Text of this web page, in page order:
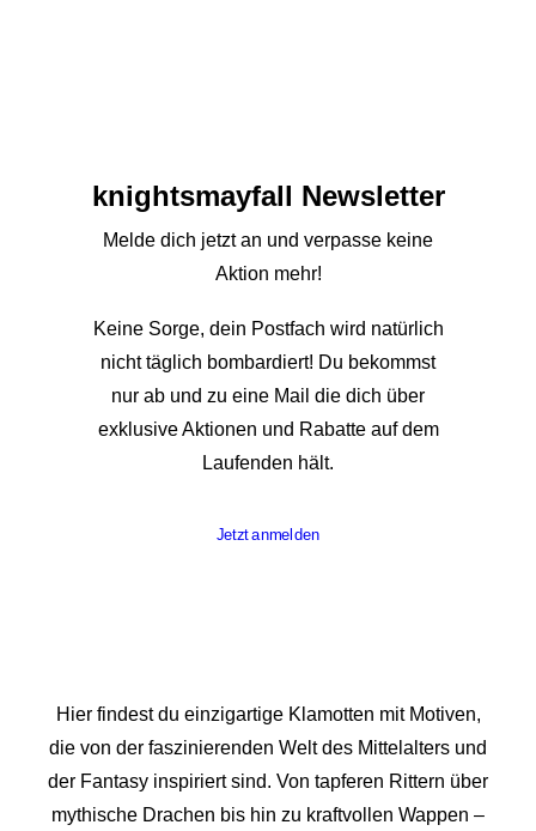
knights­mayfall Newsletter
Melde dich jetzt an und verpasse keine
Aktion mehr!
Keine Sorge, dein Postfach wird natürlich
nicht täglich bombardiert! Du bekommst
nur ab und zu eine Mail die dich über
exklusive Aktionen und Rabatte auf dem
Laufenden hält.
Jetzt anmelden
Hier findest du einzigartige Klamotten mit Motiven,
die von der faszinierenden Welt des Mittelalters und
der Fantasy inspiriert sind. Von tapferen Rittern über
mythische Drachen bis hin zu kraftvollen Wappen –